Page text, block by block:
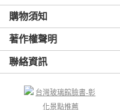
購物須知
著作權聲明
聯絡資訊